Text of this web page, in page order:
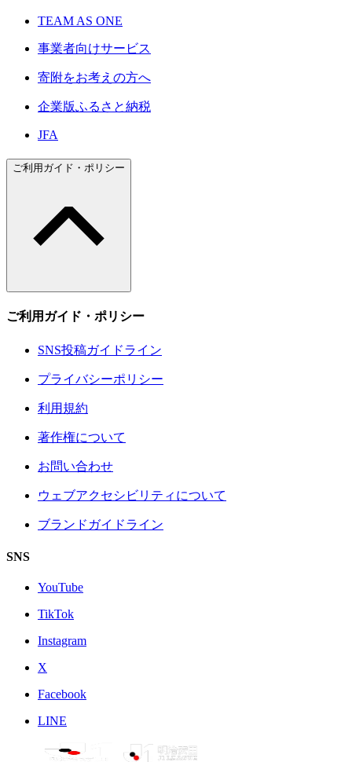
TEAM AS ONE
事業者向けサービス
寄附をお考えの方へ
企業版ふるさと納税
JFA
ご利用ガイド・ポリシー
ご利用ガイド・ポリシー
SNS投稿ガイドライン
プライバシーポリシー
利用規約
著作権について
お問い合わせ
ウェブアクセシビリティについて
ブランドガイドライン
SNS
YouTube
TikTok
Instagram
X
Facebook
LINE